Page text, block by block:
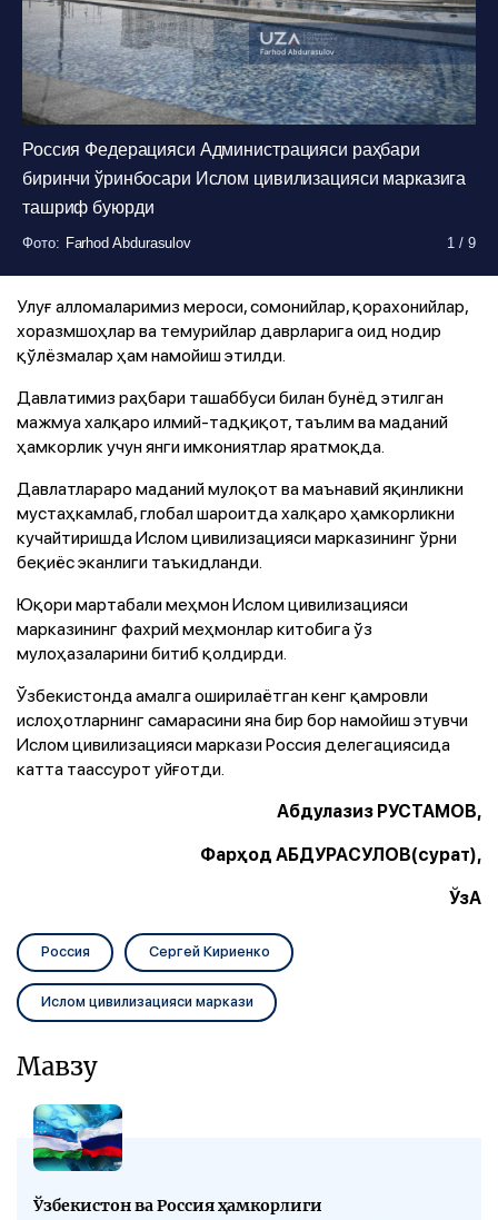
Россия Федерацияси Администрацияси раҳбари
биринчи ўринбосари Ислом цивилизацияси марказига
ташриф буюрди
Фото: Farhod Abdurasulov 1 /9
Фото: Farhod Abdurasulov 1 /9
Фото: Farhod Abdurasulov 1 /9
Фото: Farhod Abdurasulov 1 /9
Фото: Farhod Abdurasulov 1 /9
Фото: Farhod Abdurasulov 1 /9
Фото: Farhod Abdurasulov 1 /9
Фото: Farhod Abdurasulov 1 /9
Фото: Farhod Abdurasulov 1 /9
Улуғ алломаларимиз мероси, сомонийлар, қорахонийлар,
хоразмшоҳлар ва темурийлар даврларига оид нодир
қўлёзмалар ҳам намойиш этилди.
Давлатимиз раҳбари ташаббуси билан бунёд этилган
мажмуа халқаро илмий-тадқиқот, таълим ва маданий
ҳамкорлик учун янги имкониятлар яратмоқда.
Давлатлараро маданий мулоқот ва маънавий яқинликни
мустаҳкамлаб, глобал шароитда халқаро ҳамкорликни
кучайтиришда Ислом цивилизацияси марказининг ўрни
беқиёс эканлиги таъкидланди.
Юқори мартабали меҳмон Ислом цивилизацияси
марказининг фахрий меҳмонлар китобига ўз
мулоҳазаларини битиб қолдирди.
Ўзбекистонда амалга оширилаётган кенг қамровли
ислоҳотларнинг самарасини яна бир бор намойиш этувчи
Ислом цивилизацияси маркази Россия делегациясида
катта таассурот уйғотди.
Абдулазиз РУСТАМОВ,
Фарҳод АБДУРАСУЛОВ(сурат),
ЎзА
Россия Сергей Кириенко
Ислом цивилизацияси маркази
Мавзу
Ўзбекистон ва Россия ҳамкорлиги